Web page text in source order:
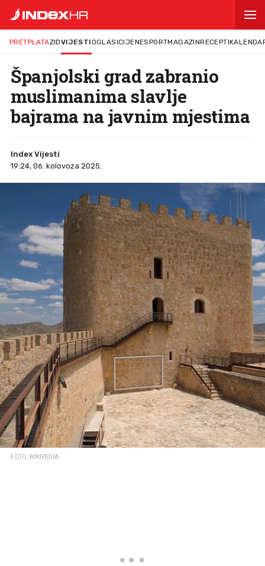
PRETPLATAZIDVIJESTIOGLASICIJENESPORTMAGAZINRECEPTI
Španjolski grad zabranio
muslimanima slavlje
bajrama na javnim mjestima
Index Vijesti
19:24, 06. kolovoza 2025.
FOTO: WIKIPEDIA